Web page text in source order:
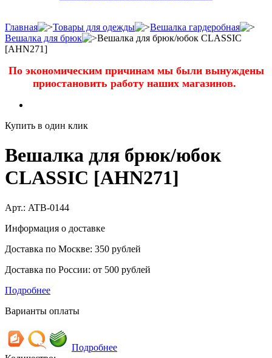
Главная Товары для одежды
Вешалка гардеробная
Вешалка для брюк
Вешалка для брюк/юбок CLASSIC
[AHN271]
По экономическим причинам мы были вынуждены
приостановить работу наших магазинов.
Купить в один клик
Вешалка для брюк/юбок
CLASSIC [AHN271]
Арт.: ATB-0144
Информация о доставке
Доставка по Москве: 350 рублей
Доставка по России: от 500 рублей
Подробнее
Варианты оплаты
Подробнее